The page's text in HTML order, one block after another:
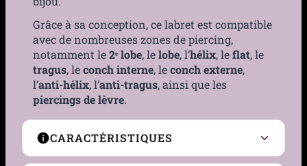
Grâce à sa conception, ce labret est compatible
avec de nombreuses zones de piercing,
notamment le2ᵉ lobe, lelobe, l’hélix, leflat, le
tragus, leconch interne, leconch externe,
l’anti-hélix, l’anti-tragus, ainsi que les
piercings de lèvre.
CARACTÉRISTIQUES